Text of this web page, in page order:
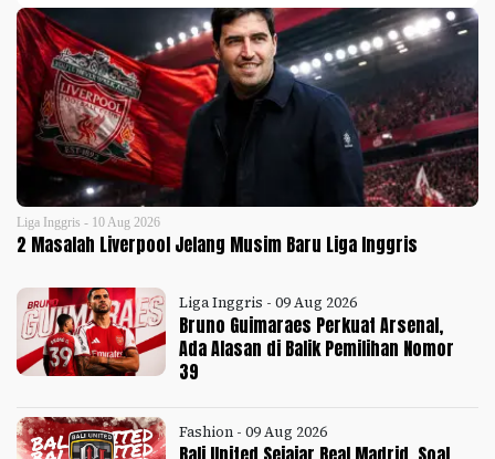
Liga Inggris - 10 Aug 2026
2 Masalah Liverpool Jelang Musim Baru Liga Inggris
Liga Inggris - 09 Aug 2026
Bruno Guimaraes Perkuat Arsenal,
Ada Alasan di Balik Pemilihan Nomor
39
Fashion - 09 Aug 2026